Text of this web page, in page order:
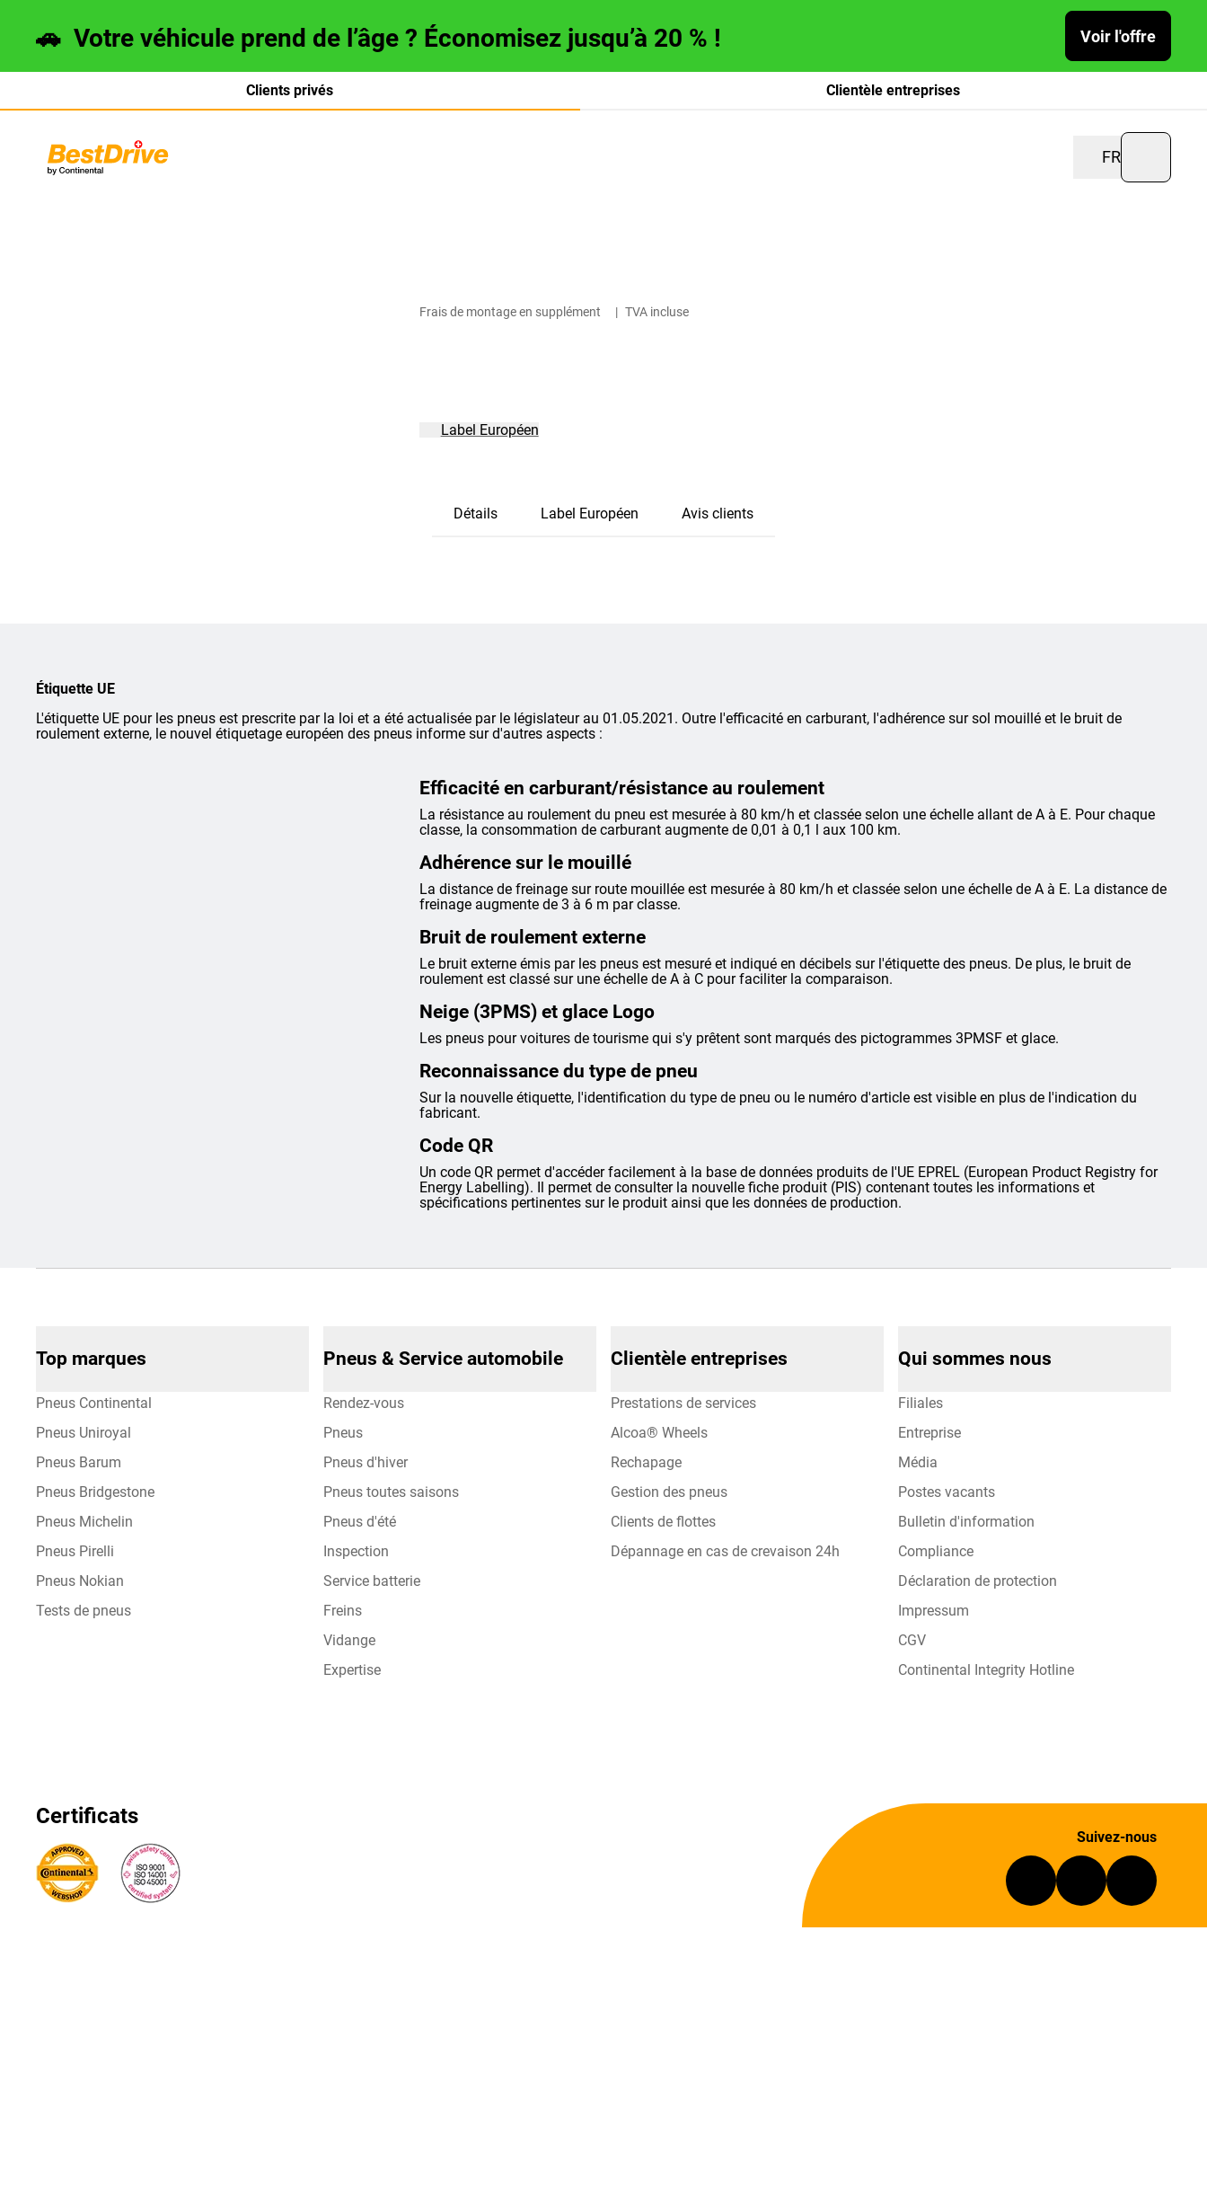
🚗 Votre véhicule prend de l’âge ? Économisez jusqu’à 20 % ! Voir l'offre
Clients privés Clientèle entreprises
FR
Deutsch
Frais de montage en supplément | TVA incluse
Label Européen
Détails Label Européen Avis clients
Étiquette UE
L'étiquette UE pour les pneus est prescrite par la loi et a été actualisée par le législateur au 01.05.2021. Outre l'efficacité en carburant, l'adhérence sur sol mouillé et le bruit de
roulement externe, le nouvel étiquetage européen des pneus informe sur d'autres aspects :
Efficacité en carburant/résistance au roulement
La résistance au roulement du pneu est mesurée à 80 km/h et classée selon une échelle allant de A à E. Pour chaque
classe, la consommation de carburant augmente de 0,01 à 0,1 l aux 100 km.
Adhérence sur le mouillé
La distance de freinage sur route mouillée est mesurée à 80 km/h et classée selon une échelle de A à E. La distance de
freinage augmente de 3 à 6 m par classe.
Bruit de roulement externe
Le bruit externe émis par les pneus est mesuré et indiqué en décibels sur l'étiquette des pneus. De plus, le bruit de
roulement est classé sur une échelle de A à C pour faciliter la comparaison.
Neige (3PMS) et glace Logo
Les pneus pour voitures de tourisme qui s'y prêtent sont marqués des pictogrammes 3PMSF et glace.
Reconnaissance du type de pneu
Sur la nouvelle étiquette, l'identification du type de pneu ou le numéro d'article est visible en plus de l'indication du
fabricant.
Code QR
Un code QR permet d'accéder facilement à la base de données produits de l'UE EPREL (European Product Registry for
Energy Labelling). Il permet de consulter la nouvelle fiche produit (PIS) contenant toutes les informations et
spécifications pertinentes sur le produit ainsi que les données de production.
Top marques
Pneus Continental
Pneus Uniroyal
Pneus Barum
Pneus Bridgestone
Pneus Michelin
Pneus Pirelli
Pneus Nokian
Tests de pneus
Pneus & Service automobile
Rendez-vous
Pneus
Pneus d'hiver
Pneus toutes saisons
Pneus d'été
Inspection
Service batterie
Freins
Vidange
Expertise
Clientèle entreprises
Prestations de services
Alcoa® Wheels
Rechapage
Gestion des pneus
Clients de flottes
Dépannage en cas de crevaison 24h
Qui sommes nous
Filiales
Entreprise
Média
Postes vacants
Bulletin d'information
Compliance
Déclaration de protection
Impressum
CGV
Continental Integrity Hotline
Certificats
Suivez-nous